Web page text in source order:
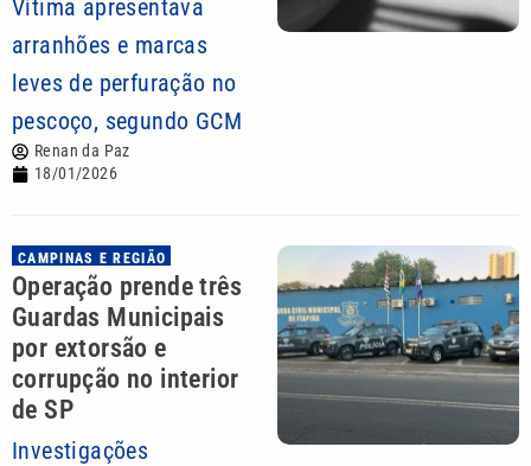
Vítima apresentava
arranhões e marcas
leves de perfuração no
pescoço, segundo GCM
Renan da Paz
18/01/2026
CAMPINAS E REGIÃO
Operação prende três
Guardas Municipais
por extorsão e
corrupção no interior
de SP
Investigações